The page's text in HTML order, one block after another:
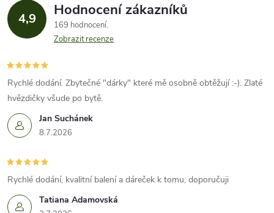
d
a
c
í
p
r
v
k
4,9 Hodnocení zákazníků
169 hodnocení
Zobrazit recenze
Jan Suchánek
8.7.2026
Rychlé dodání. Zbytečné "dárky" které mě osobně obtěžují :-). Zlaté
hvězdičky všude po bytě.
Tatiana Adamovská
Rychlé dodání, kvalitní balení a dáreček k tomu, doporučuji